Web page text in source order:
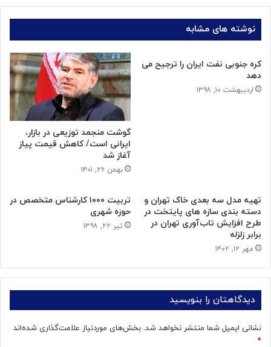
نوشته های مشابه
کره جنوبی نفت ایران را ترجیح می
دهد
اردیبهشت ۱۰, ۱۳۹۸
گوشت منجمد توزیعی در بازار،
ایرانی است/ کاهش قیمت پیاز
آغاز شد‌
بهمن ۲۶, ۱۴۰۱
تهیه مدل سه بعدی خاک تهران و
دسته بندی سازه های پایتخت در
طرح افزایش تاب‌آوری تهران در
برابر زلزله
مهر ۱۲, ۱۴۰۲
تربیت ۱۰۰۰ کارشناس متخصص در
حوزه شهری
تیر ۲۲, ۱۳۹۸
دیدگاهتان را بنویسید
نشانی ایمیل شما منتشر نخواهد شد. بخش‌های موردنیاز علامت‌گذاری شده‌اند
*